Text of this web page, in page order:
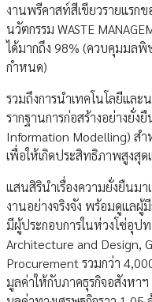
งานพรีคาสท์สีเขียวรายแรก
นวัตกรรม WASTE
ได้มากถึง 98% (ควบคุมมลพิ
กำหนด)
รวมถึงการนำเทคโนโลยีและ
รากฐานการก่อสร้างอย่างยั่ง
Information Modelling) สำ
เพื่อให้เกิดประสิทธิภาพสูงสุ
แสนสิรินำเรื่องความยั่งยืนม
งานอย่างจริงจัง พร้อมดูแลผู้
มีผู้ประกอบการในห่วงโซ่อุป
Architecture and Design,
Procurement รวมกว่า
มูลค่าให้กับภาคธุรกิจอสังหา